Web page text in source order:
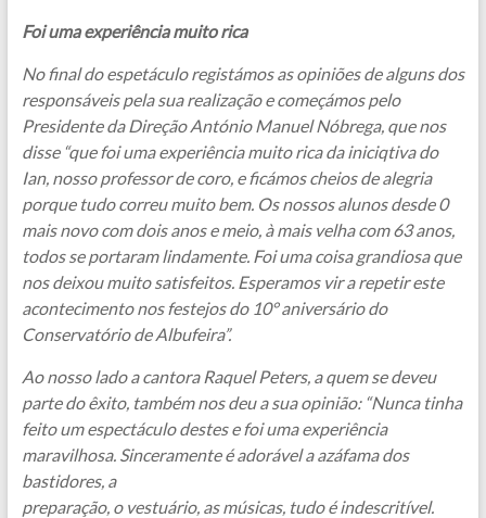
Foi uma experiência muito rica
No final do espetáculo registámos as opiniões de alguns dos
responsáveis pela sua realização e começámos pelo
Presidente da Direção António Manuel Nóbrega, que nos
disse “que foi uma experiência muito rica da iniciqtiva do
Ian, nosso professor de coro, e ficámos cheios de alegria
porque tudo correu muito bem. Os nossos alunos desde 0
mais novo com dois anos e meio, à mais velha com 63 anos,
todos se portaram lindamente. Foi uma coisa grandiosa que
nos deixou muito satisfeitos. Esperamos vir a repetir este
acontecimento nos festejos do 10° aniversário do
Conservatório de Albufeira”.
Ao nosso lado a cantora Raquel Peters, a quem se deveu
parte do êxito, também nos deu a sua opinião: “Nunca tinha
feito um espectáculo destes e foi uma experiência
maravilhosa. Sinceramente é adorável a azáfama dos
bastidores, a
preparação, o vestuário, as músicas, tudo é indescritível.